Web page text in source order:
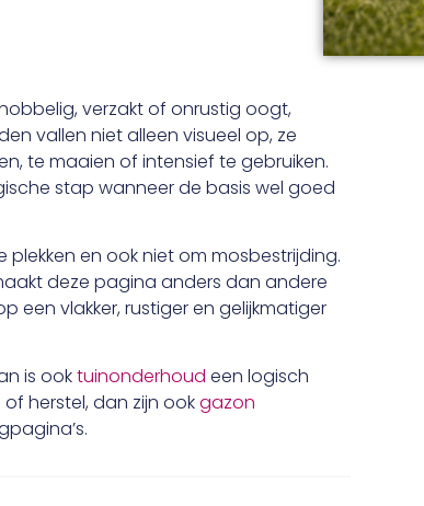
verzakt of onrustig oogt,
vallen niet alleen visueel op, ze
te maaien of intensief te gebruiken.
stap wanneer de basis wel goed
en ook niet om mosbestrijding.
deze pagina anders dan andere
een vlakker, rustiger en gelijkmatiger
is ooktuinonderhoud een logisch
herstel, dan zijn ookgazon